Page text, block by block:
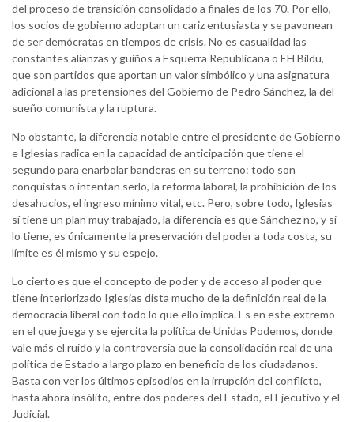
del proceso de transición consolidado a finales de los 70. Por ello,
los socios de gobierno adoptan un cariz entusiasta y se pavonean
de ser demócratas en tiempos de crisis. No es casualidad las
constantes alianzas y guiños a Esquerra Republicana o EH Bildu,
que son partidos que aportan un valor simbólico y una asignatura
adicional a las pretensiones del Gobierno de Pedro Sánchez, la del
sueño comunista y la ruptura.
No obstante, la diferencia notable entre el presidente de Gobierno
e Iglesias radica en la capacidad de anticipación que tiene el
segundo para enarbolar banderas en su terreno: todo son
conquistas o intentan serlo, la reforma laboral, la prohibición de los
desahucios, el ingreso mínimo vital, etc. Pero, sobre todo, Iglesias
sí tiene un plan muy trabajado, la diferencia es que Sánchez no, y si
lo tiene, es únicamente la preservación del poder a toda costa, su
límite es él mismo y su espejo.
Lo cierto es que el concepto de poder y de acceso al poder que
tiene interiorizado Iglesias dista mucho de la definición real de la
democracia liberal con todo lo que ello implica. Es en este extremo
en el que juega y se ejercita la política de Unidas Podemos, donde
vale más el ruido y la controversia que la consolidación real de una
política de Estado a largo plazo en beneficio de los ciudadanos.
Basta con ver los últimos episodios en la irrupción del conflicto,
hasta ahora insólito, entre dos poderes del Estado, el Ejecutivo y el
Judicial.